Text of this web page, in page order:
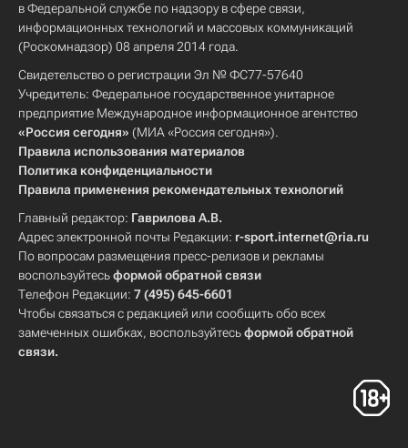
в Федеральной службе по надзору в сфере связи,
информационных технологий и массовых коммуникаций
(Роскомнадзор) 08 апреля 2014 года.
Свидетельство о регистрации Эл № ФС77-57640
Учредитель: Федеральное государственное унитарное
предприятие Международное информационное агентство
«Россия сегодня» (МИА «Россия сегодня»).
Правила использования материалов
Политика конфиденциальности
Правила применения рекомендательных технологий
Главный редактор: Гаврилова А.В.
Адрес электронной почты Редакции: r-sport.internet@ria.ru
По вопросам размещения пресс-релизов и рекламы
воспользуйтесьформой обратной связи
Телефон Редакции: 7 (495) 645-6601
Чтобы связаться с редакцией или сообщить обо всех
замеченных ошибках, воспользуйтесьформой обратной
связи.